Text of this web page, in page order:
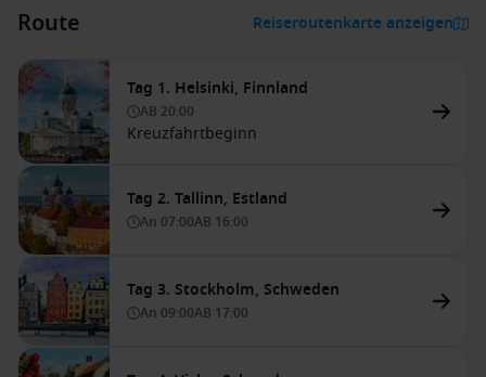
Route Reiseroutenkarte anzeigen
Tag 1. Helsinki, Finnland
AB 20:00
Kreuzfahrtbeginn
Tag 2. Tallinn, Estland
An 07:00AB 16:00
Tag 3. Stockholm, Schweden
An 09:00AB 17:00